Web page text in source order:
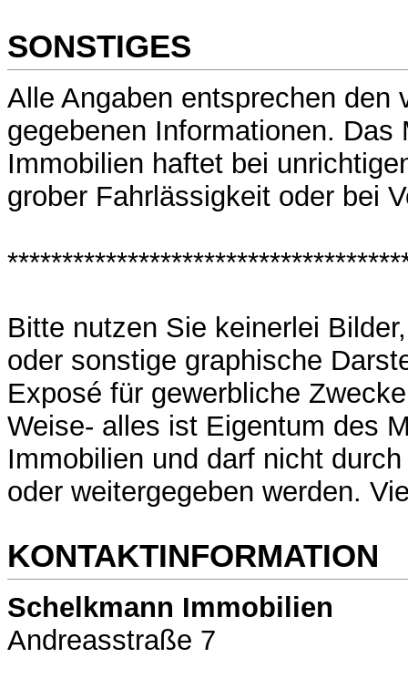
SONSTIGES
Alle Angaben entsprechen den
gegebenen Informationen. Das
Immobilien haftet bei
grober Fahrlässigkeit oder bei
Bitte nutzen Sie keinerlei
oder sonstige graphische
Exposé für gewerbliche
Weise- alles ist Eigentum des
Immobilien und darf nicht
oder weitergegeben werden.
KONTAKTINFORMATION
Schelkmann Immobilien
Andreasstraße 7